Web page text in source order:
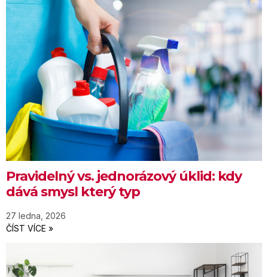
Pravidelný vs. jednorázový úklid: kdy
dává smysl který typ
27 ledna, 2026
ČÍST VÍCE »